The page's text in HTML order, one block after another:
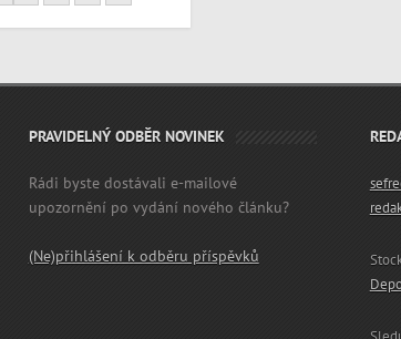
PRAVIDELNÝ ODBĚR NOVINEK
Rádi byste dostávali e-mailové
upozornění po vydání nového článku?
(Ne)přihlášení k odběru příspěvků